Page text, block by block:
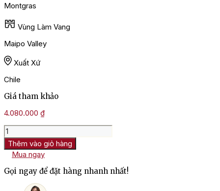
Montgras
Vùng Làm Vang
Maipo Valley
Xuất Xứ
Chile
Giá tham khảo
4.080.000 ₫
Rượu
Vang
Chile
Intriga
Maxima
Cabernet
sauvignon
Thêm vào giỏ hàng
Mua ngay
Gọi ngay để đặt hàng nhanh nhất!